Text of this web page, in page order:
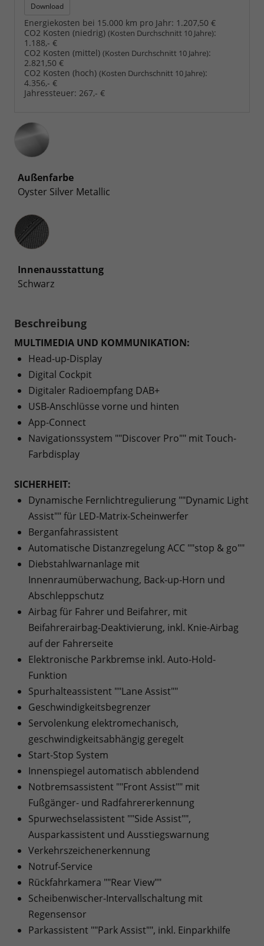
Download
Energiekosten bei 15.000 km pro Jahr: 1.207,50 €
CO2 Kosten (niedrig) (Kosten Durchschnitt 10 Jahre):
1.188,- €
CO2 Kosten (mittel) (Kosten Durchschnitt 10 Jahre):
2.821,50 €
CO2 Kosten (hoch) (Kosten Durchschnitt 10 Jahre):
4.356,- €
Jahressteuer: 267,- €
Außenfarbe
Oyster Silver Metallic
Innenausstattung
Innenausstattung
Schwarz
Beschreibung
MULTIMEDIA UND KOMMUNIKATION:
Head-up-Display
Digital Cockpit
Digitaler Radioempfang DAB+
USB-Anschlüsse vorne und hinten
App-Connect
Navigationssystem ""Discover Pro"" mit Touch-
Farbdisplay
SICHERHEIT:
Dynamische Fernlichtregulierung ""Dynamic Light
Assist"" für LED-Matrix-Scheinwerfer
Berganfahrassistent
Automatische Distanzregelung ACC ""stop & go""
Diebstahlwarnanlage mit
Innenraumüberwachung, Back-up-Horn und
Abschleppschutz
Airbag für Fahrer und Beifahrer, mit
Beifahrerairbag-Deaktivierung, inkl. Knie-Airbag
auf der Fahrerseite
Elektronische Parkbremse inkl. Auto-Hold-
Funktion
Spurhalteassistent ""Lane Assist""
Geschwindigkeitsbegrenzer
Servolenkung elektromechanisch,
geschwindigkeitsabhängig geregelt
Start-Stop System
Innenspiegel automatisch abblendend
Notbremsassistent ""Front Assist"" mit
Fußgänger- und Radfahrererkennung
Spurwechselassistent ""Side Assist"",
Ausparkassistent und Ausstiegswarnung
Verkehrszeichenerkennung
Notruf-Service
Rückfahrkamera ""Rear View""
Scheibenwischer-Intervallschaltung mit
Regensensor
Parkassistent ""Park Assist"", inkl. Einparkhilfe